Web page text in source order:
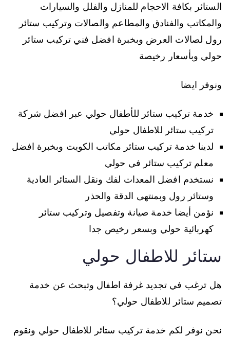
الستائر بكافة الاحجام للمنازل والفلل والسيارات
والمكاتب والفنادق والمطاعم والصالات وتركيب ستائر
رول لصالات العرض وبخبرة افضل فني تركيب ستائر
حولي وبأسعار رخيصة
ونوفر ايضا
خدمة تركيب ستائر للأطفال حولي عبر افضل شركة
تركيب ستائر للاطفال حولي
لدينا خدمة تركيب ستائر مكاتب الكويت وبخبرة افضل
معلم تركيب ستائر في حولي
نستخدم افضل المعدات لفك ونقل الستائر العادية
وستائر رول وبمنتهى الدقة والحذر
نؤمن أيضا خدمة صيانة وتفصيل وتركيب ستائر
كهربائية حولي وبسعر رخيص جدا
ستائر للاطفال حولي
هل ترغب في تجديد غرفة اطفال وتبحث عن خدمة
تصميم ستائر للاطفال حولي؟
نحن نوفر لكم خدمة تركيب ستائر للاطفال حولي ونقوم